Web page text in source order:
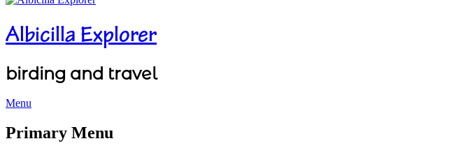
Albicilla Explorer
birding and travel
Menu
Primary Menu